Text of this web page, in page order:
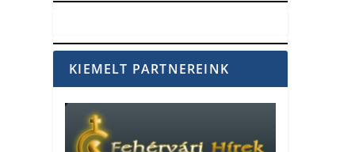
KIEMELT PARTNEREINK